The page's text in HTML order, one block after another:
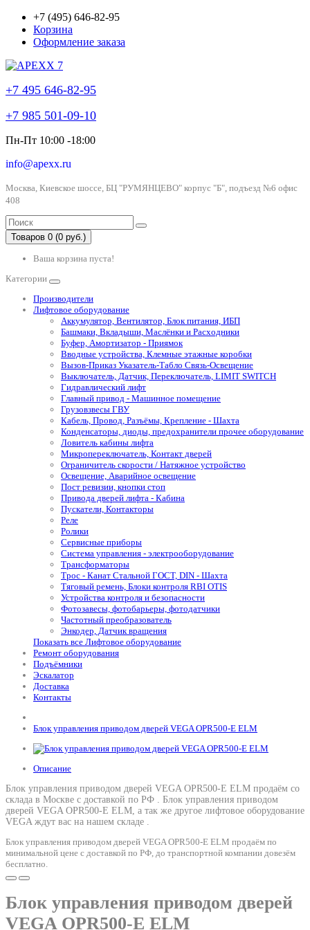
+7 (495) 646-82-95
Корзина
Оформление заказа
+7 495 646-82-95
+7 985 501-09-10
Пн-Пт 10:00 -18:00
info@apexx.ru
Москва, Киевское шоссе, БЦ "РУМЯНЦЕВО" корпус "Б", подъезд №6 офис
408
Товаров 0 (0 руб.)
Ваша корзина пуста!
Категории
Производители
Лифтовое оборудование
Аккумулятор, Вентилятор, Блок питания, ИБП
Башмаки, Вкладыши, Маслёнки и Расходники
Буфер, Амортизатор - Приямок
Вводные устройства, Клемные этажные коробки
Вызов-Приказ Указатель-Табло Связь-Освещение
Выключатель, Датчик, Переключатель, LIMIT SWITCH
Гидравлический лифт
Главный привод - Машинное помещение
Грузовзвесы ГВУ
Кабель, Провод, Разъёмы, Крепление - Шахта
Конденсаторы, диоды, предохранители прочее оборудование
Ловитель кабины лифта
Микропереключатель, Контакт дверей
Ограничитель скорости / Натяжное устройство
Освещение, Аварийное освещение
Пост ревизии, кнопки стоп
Привода дверей лифта - Кабина
Пускатели, Контакторы
Реле
Ролики
Сервисные приборы
Система управления - электрооборудование
Трансформаторы
Трос - Канат Стальной ГОСТ, DIN - Шахта
Тяговый ремень, Блоки контроля RBI OTIS
Устройства контроля и безопасности
Фотозавесы, фотобарьеры, фотодатчики
Частотный преобразователь
Энкодер, Датчик вращения
Показать все Лифтовое оборудование
Ремонт оборудования
Подъёмники
Эскалатор
Доставка
Контакты
Блок управления приводом дверей VEGA OPR500-E ELM
Описание
Блок управления приводом дверей VEGA OPR500-E ELM продаём со
склада в Москве с доставкой по РФ . Блок управления приводом
дверей VEGA OPR500-E ELM, а так же другое лифтовое оборудование
VEGA ждут вас на нашем складе .
Блок управления приводом дверей VEGA OPR500-E ELM продаём по
минимальной цене с доставкой по РФ, до транспортной компании довезём
бесплатно.
Блок управления приводом дверей
VEGA OPR500-E ELM